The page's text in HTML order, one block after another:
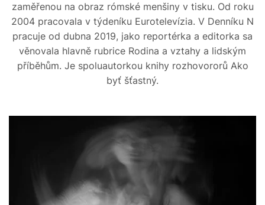
zaměřenou na obraz rómské menšiny v tisku. Od roku
2004 pracovala v týdeníku Eurotelevízia. V Denníku N
pracuje od dubna 2019, jako reportérka a editorka sa
věnovala hlavně rubrice Rodina a vztahy a lidským
příběhům. Je spoluautorkou knihy rozhovororů Ako
byť šťastný.